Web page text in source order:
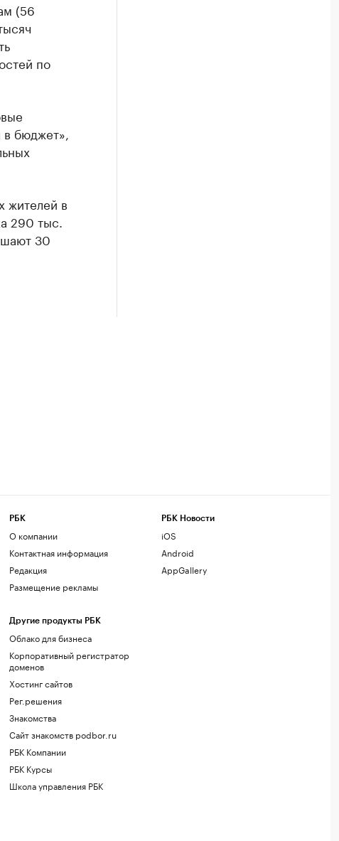
(56
по
бюджет»,
жителей в
290 тыс.
30
РБК
О компании
Контактная информация
Редакция
Размещение рекламы
Другие продукты РБК
Облако для бизнеса
Корпоративный регистратор
доменов
Хостинг сайтов
Рег.решения
Знакомства
Сайт знакомств podbor.ru
РБК Компании
РБК Курсы
Школа управления РБК
РБК Новости
iOS
Android
AppGallery